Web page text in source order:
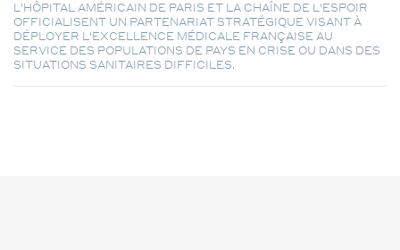
L'HÔPITAL AMÉRICAIN DE PARIS ET LA CHAÎNE DE L'ESPOIR
OFFICIALISENT UN PARTENARIAT STRATÉGIQUE VISANT À
DÉPLOYER L'EXCELLENCE MÉDICALE FRANÇAISE AU
SERVICE DES POPULATIONS DE PAYS EN CRISE OU DANS DES
SITUATIONS SANITAIRES DIFFICILES.